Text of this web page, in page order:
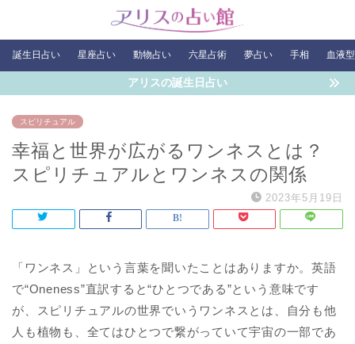
誕生日占い 星座占い 動物占い 六星占術 夢占い 手相 血液
アリスの誕生日占い
スピリチュアル
幸福と世界が広がるワンネスとは？
スピリチュアルとワンネスの関係
2023年5月19日
「ワンネス」という言葉を聞いたことはありますか。英語
で“Oneness”直訳すると“ひとつである”という意味です
が、スピリチュアルの世界でいうワンネスとは、自分も他
人も植物も、全てはひとつで繋がっていて宇宙の一部であ